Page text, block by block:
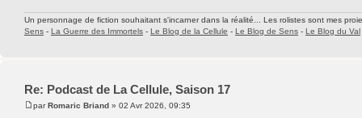
Un personnage de fiction souhaitant s'incarner dans la réalité... Les rolistes sont mes
Sens - La Guerre des Immortels - Le Blog de la Cellule - Le Blog de Sens - Le Blog du Val
Re: Podcast de La Cellule, Saison 17
parRomaric Briand » 02 Avr 2026, 09:35